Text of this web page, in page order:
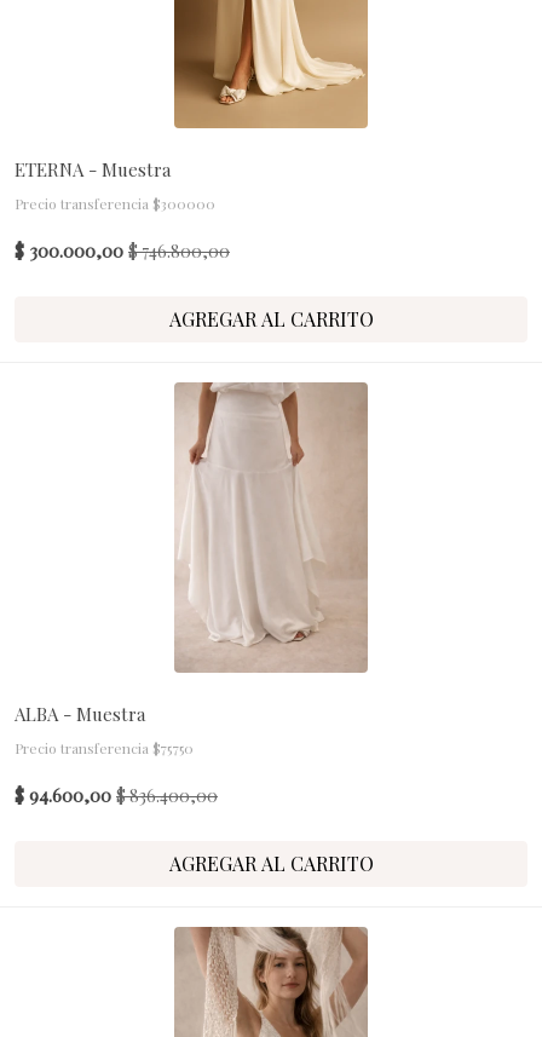
ETERNA - Muestra
Precio transferencia $300000
$ 300.000,00 $ 746.800,00
AGREGAR AL CARRITO
ALBA - Muestra
Precio transferencia $75750
$ 94.600,00 $ 836.400,00
AGREGAR AL CARRITO